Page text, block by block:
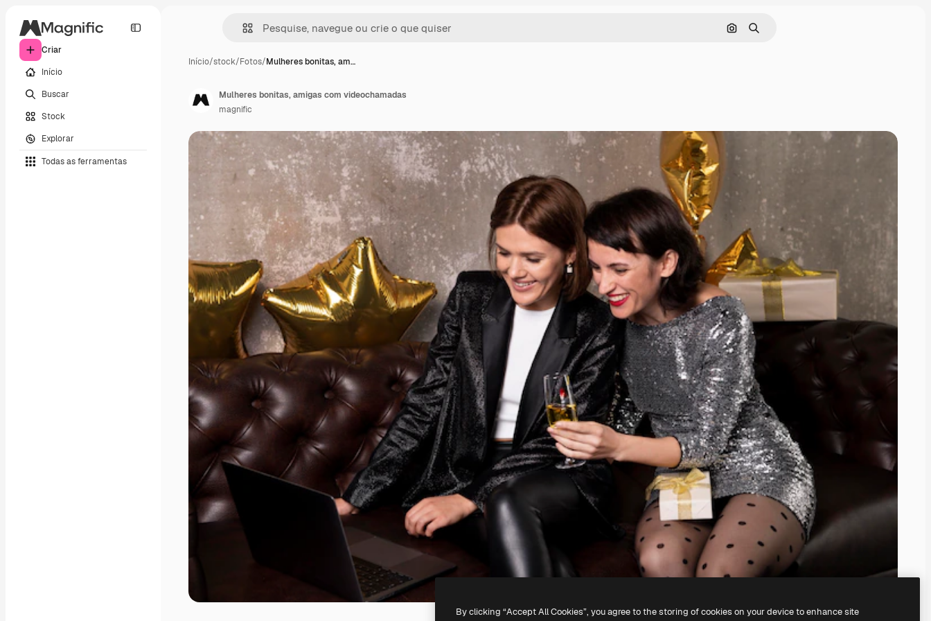
Criar
Início
Buscar
Stock
Explorar
Todas as ferramentas
Pesquisar por imagem
Buscar
Início/stock/Fotos/Mulheres bonitas, am…
Mulheres bonitas, amigas com videochamadas
magnific
By clicking “Accept All Cookies”, you agree to the storing of cookies on your device to enhance site